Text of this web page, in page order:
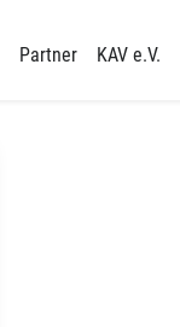
Partner KAV e.V.